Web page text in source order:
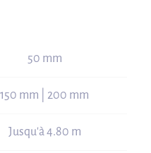
50 mm
150 mm | 200 mm
Jusqu'à 4.80 m